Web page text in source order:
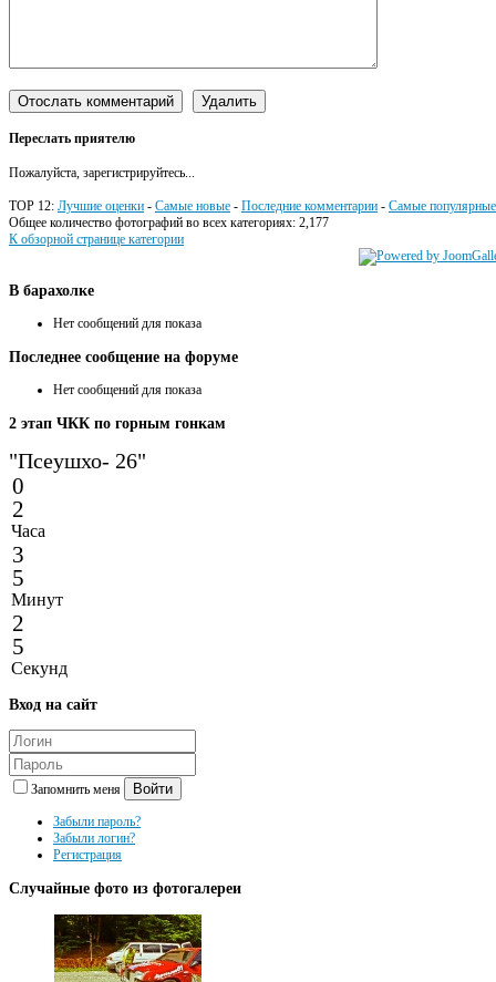
Переслать приятелю
Пожалуйста, зарегистрируйтесь...
TOP 12: Лучшие оценки - Самые новые - Последние комментарии - Самые популярные
Общее количество фотографий во всех категориях: 2,177
К обзорной странице категории
В барахолке
Нет сообщений для показа
Последнее сообщение на форуме
Нет сообщений для показа
2 этап ЧКК по горным гонкам
"Псеушхо- 26"
0
2
Часа
3
5
Минут
2
5
Секунд
Вход на сайт
Запомнить меня Войти
Забыли пароль?
Забыли логин?
Регистрация
Случайные фото из фотогалереи